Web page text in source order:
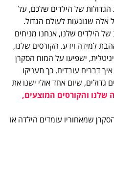
הגדולות של הילדים שלכם, על
אלה שנוגעות לעולם הגדול.
הילדים שלנו, אנחנו מניחים
למידה וידע. הקורסים שלנו,
ישפיעו על המוח הסקרן
דברים עובדים. כך תעניקו
גדולים, שיום אחד אולי ישנו את
שלנו והקורסים המוצעים,
שמאחוריו עומדים הילדה או